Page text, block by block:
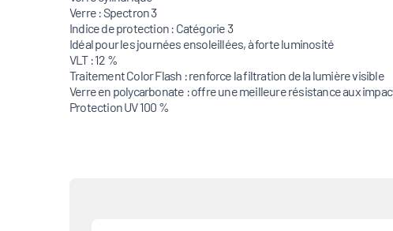
Verre : Spectron 3
Indice de protection : Catégorie 3
Idéal pour les journées ensoleillées, à forte luminosité
VLT : 12 %
Traitement Color Flash : renforce la filtration de la lumière visible
Verre en polycarbonate : offre une meilleure résistance aux
Protection UV 100 %